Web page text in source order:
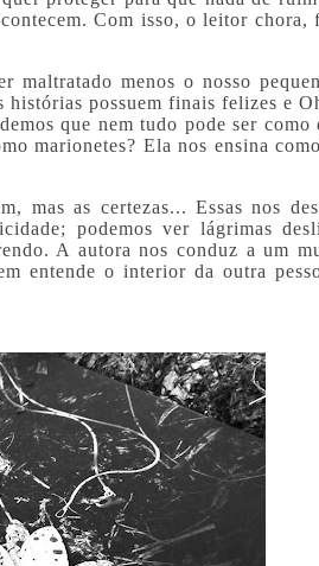
Com isso, o leitor chora,
menos o nosso
possuem finais felizes e
que nem tudo pode ser como
marionetes? Ela nos ensina
mas as certezas... Essas nos
podemos ver lágrimas
A autora nos conduz a um
entende o interior da outra